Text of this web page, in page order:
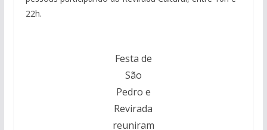
22h.
Festa de
São
Pedro e
Revirada
reuniram